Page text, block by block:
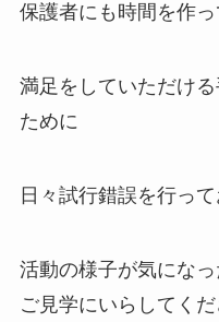
保護者にも時間を作っ
満足をしていただけ
ために
日々試行錯誤を行って
活動の様子が気にな
ご見学にいらしてく